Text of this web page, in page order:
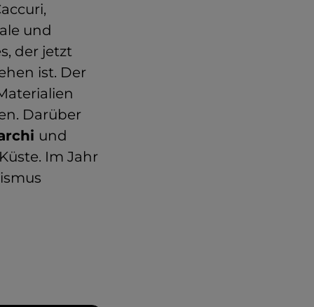
und
der jetzt
ist. Der
Darüber
und
Im Jahr